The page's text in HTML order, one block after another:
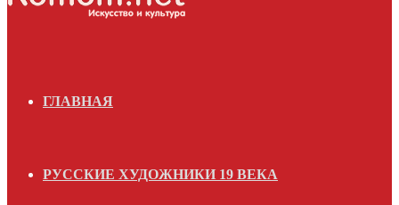
ГЛАВНАЯ
РУССКИЕ ХУДОЖНИКИ 19 ВЕКА